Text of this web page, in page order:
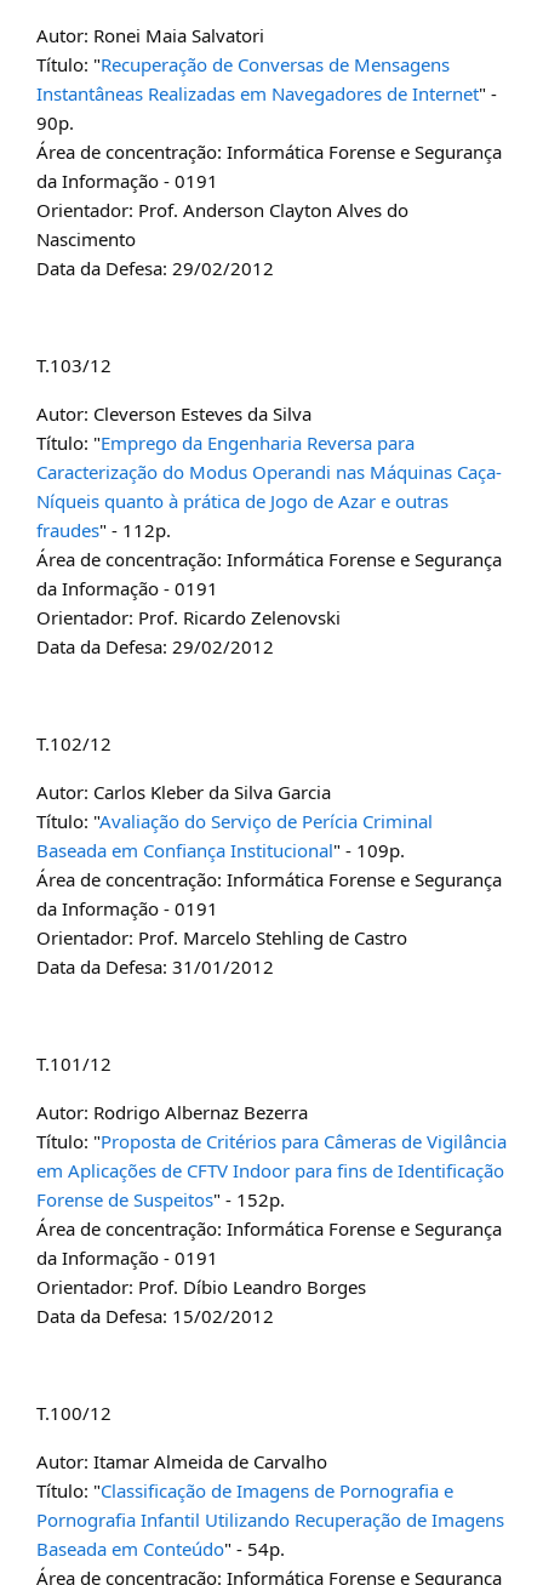
Autor: Ronei Maia Salvatori
Título: "Recuperação de Conversas de Mensagens
Instantâneas Realizadas em Navegadores de Internet" -
90p.
Área de concentração: Informática Forense e Segurança
da Informação - 0191
Orientador: Prof. Anderson Clayton Alves do
Nascimento
Data da Defesa: 29/02/2012
T.103/12
Autor: Cleverson Esteves da Silva
Título: "Emprego da Engenharia Reversa para
Caracterização do Modus Operandi nas Máquinas Caça-
Níqueis quanto à prática de Jogo de Azar e outras
fraudes" - 112p.
Área de concentração: Informática Forense e Segurança
da Informação - 0191
Orientador: Prof. Ricardo Zelenovski
Data da Defesa: 29/02/2012
T.102/12
Autor: Carlos Kleber da Silva Garcia
Título: "Avaliação do Serviço de Perícia Criminal
Baseada em Confiança Institucional" - 109p.
Área de concentração: Informática Forense e Segurança
da Informação - 0191
Orientador: Prof. Marcelo Stehling de Castro
Data da Defesa: 31/01/2012
T.101/12
Autor: Rodrigo Albernaz Bezerra
Título: "Proposta de Critérios para Câmeras de Vigilância
em Aplicações de CFTV Indoor para fins de Identificação
Forense de Suspeitos" - 152p.
Área de concentração: Informática Forense e Segurança
da Informação - 0191
Orientador: Prof. Díbio Leandro Borges
Data da Defesa: 15/02/2012
T.100/12
Autor: Itamar Almeida de Carvalho
Título: "Classificação de Imagens de Pornografia e
Pornografia Infantil Utilizando Recuperação de Imagens
Baseada em Conteúdo" - 54p.
Área de concentração: Informática Forense e Segurança